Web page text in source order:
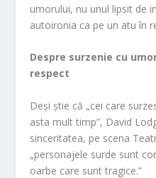
umorului, nu unul lipsit de
autoironia ca pe un atu în
Despre surzenie cu
respect
Deși știe că „cei care
asta mult timp”, David
sinceritatea, pe scena
„personajele surde sunt
oarbe care sunt tragice.”